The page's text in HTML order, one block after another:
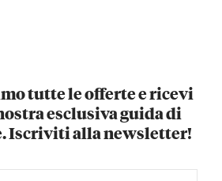
tutte le offerte e ricevi
esclusiva guida di
Iscriviti alla newsletter!